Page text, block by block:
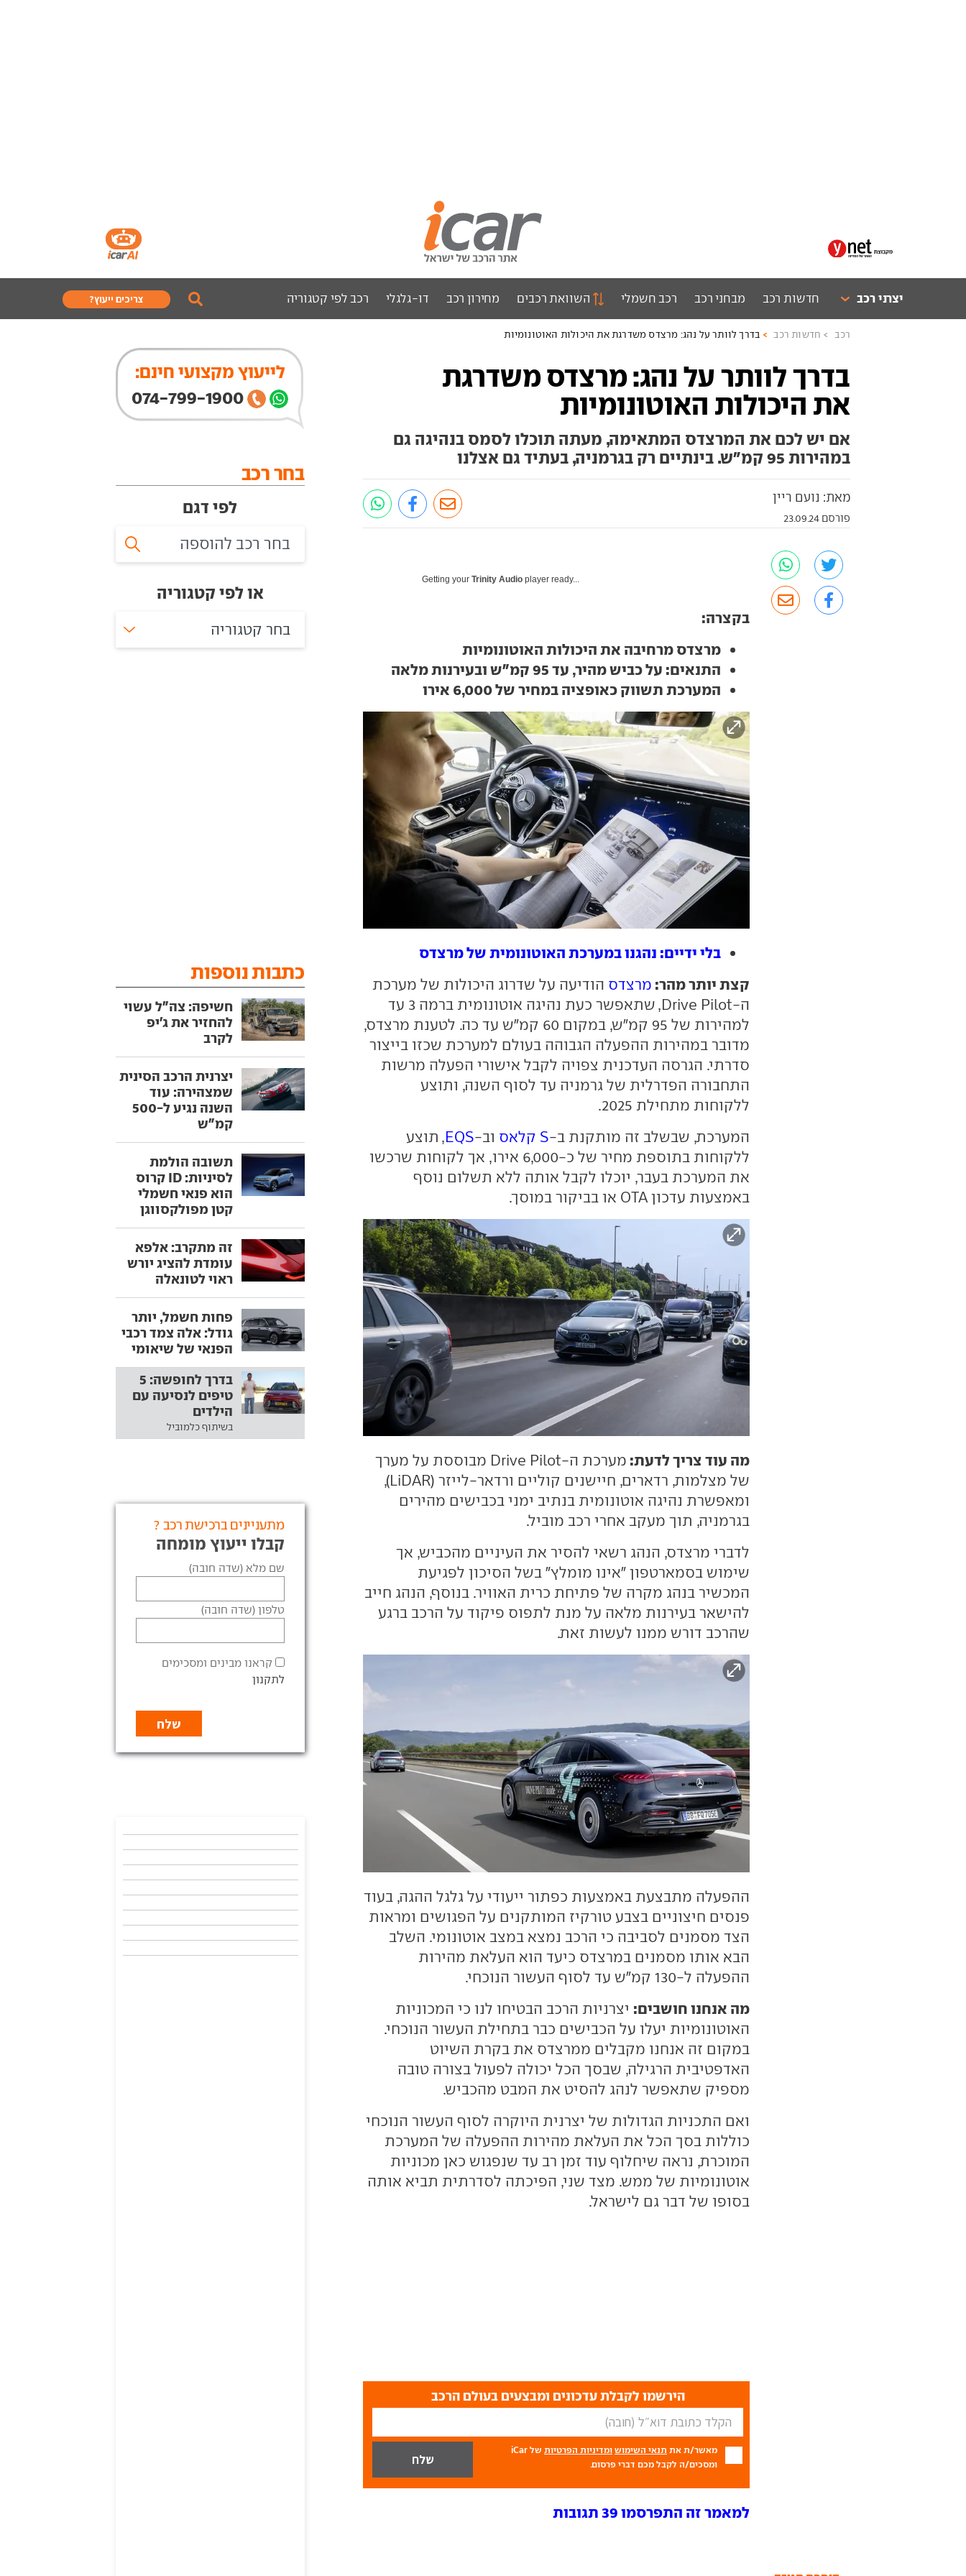
יצרני רכב חדשות רכב מבחני רכב רכב חשמלי השוואת רכבים מחירון רכב דו-גלגלי רכב לפי קטגוריה צריכים ייעוץ?
רכב חדשות רכב בדרך לוותר על נהג: מרצדס משדרגת את היכולות האוטונומיות
בדרך לוותר על נהג: מרצדס משדרגת
את היכולות האוטונומיות
אם יש לכם את המרצדס המתאימה, מעתה תוכלו לסמס בנהיגה גם
במהירות 95 קמ"ש. בינתיים רק בגרמניה, בעתיד גם אצלנו
מאת: נועם ריין
פורסם 23.09.24
Getting yourTrinity Audio player ready...
בקצרה:
מרצדס מרחיבה את היכולות האוטונומיות
התנאים: על כביש מהיר, עד 95 קמ"ש ובעירנות מלאה
המערכת תשווק כאופציה במחיר של 6,000 אירו
בלי ידיים: נהגנו במערכת האוטונומית של מרצדס
קצת יותר מהר: מרצדס הודיעה על שדרוג היכולות של מערכת
ה-Drive Pilot, שתאפשר כעת נהיגה אוטונומית ברמה 3 עד
למהירות של 95 קמ"ש, במקום 60 קמ"ש עד כה. לטענת מרצדס,
מדובר במהירות ההפעלה הגבוהה בעולם למערכת שכזו בייצור
סדרתי. הגרסה העדכנית צפויה לקבל אישורי הפעלה מרשות
התחבורה הפדרלית של גרמניה עד לסוף השנה, ותוצע
ללקוחות מתחילת 2025.
המערכת, שבשלב זה מותקנת ב-S קלאס וב-EQS, תוצע
ללקוחות בתוספת מחיר של כ-6,000 אירו, אך לקוחות שרכשו
את המערכת בעבר, יוכלו לקבל אותה ללא תשלום נוסף
באמצעות עדכון OTA או בביקור במוסך.
מה עוד צריך לדעת:
מערכת ה-Drive Pilot מבוססת על מערך
של מצלמות, רדארים, חיישנים קוליים ורדאר-לייזר (LiDAR),
ומאפשרת נהיגה אוטונומית בנתיב ימני בכבישים מהירים
בגרמניה, תוך מעקב אחרי רכב מוביל.
לדברי מרצדס, הנהג רשאי להסיר את העיניים מהכביש, אך
שימוש בסמארטפון "אינו מומלץ" בשל הסיכון לפגיעת
המכשיר בנהג מקרה של פתיחת כרית האוויר. בנוסף, הנהג חייב
להישאר בעירנות מלאה על מנת לתפוס פיקוד על הרכב ברגע
שהרכב דורש ממנו לעשות זאת.
ההפעלה מתבצעת באמצעות כפתור ייעודי על גלגל ההגה, בעוד
פנסים חיצוניים בצבע טורקיז המותקנים על הפגושים ומראות
הצד מסמנים לסביבה כי הרכב נמצא במצב אוטונומי. השלב
הבא אותו מסמנים במרצדס כיעד הוא העלאת מהירות
ההפעלה ל-130 קמ"ש עד לסוף העשור הנוכחי.
מה אנחנו חושבים: יצרניות הרכב הבטיחו לנו כי המכוניות
האוטונומיות יעלו על הכבישים כבר בתחילת העשור הנוכחי.
במקום זה אנחנו מקבלים ממרצדס את בקרת השיוט
האדפטיבית הרגילה, שבסך הכל יכולה לפעול בצורה טובה
מספיק שתאפשר לנהג להסיט את המבט מהכביש.
ואם התכניות הגדולות של יצרנית היוקרה לסוף העשור הנוכחי
כוללות בסך הכל את העלאת מהירות ההפעלה של המערכת
המוכרת, נראה שיחלוף עוד זמן רב עד שנפגוש כאן מכוניות
אוטונומיות של ממש. מצד שני, הפיכתה לסדרתית תביא אותה
בסופו של דבר גם לישראל.
הירשמו לקבלת עדכונים ומבצעים בעולם הרכב
מאשר/ת את תנאי השימוש ומדיניות הפרטיות
של iCar
ומסכים/ה לקבל מכם דברי פרסום.
למאמר זה התפרסמו 39 תגובות
לייעוץ מקצועי חינם:
074-799-1900
בחר רכב
לפי דגם
או לפי קטגוריה
בחר קטגוריה
כתבות נוספות
חשיפה: צה"ל עשוי
להחזיר את ג'יפ
לקרב
יצרנית הרכב הסינית
שמצהירה: עוד
השנה נגיע ל-500
קמ"ש
תשובה הולמת
לסיניות: ID קרוס
הוא פנאי חשמלי
קטן מפולקסווגן
זה מתקרב: אלפא
עומדת להציג יורש
ראוי לטונאלה
פחות חשמל, יותר
גודל: אלה צמד רכבי
הפנאי של שיאומי
בדרך לחופשה: 5
טיפים לנסיעה עם
הילדים
בשיתוף כלמוביל
מתעניינים ברכישת רכב ?
קבלו ייעוץ מומחה
שם מלא (שדה חובה)
טלפון (שדה חובה)
קראנו מבינים ומסכימים
לתקנון